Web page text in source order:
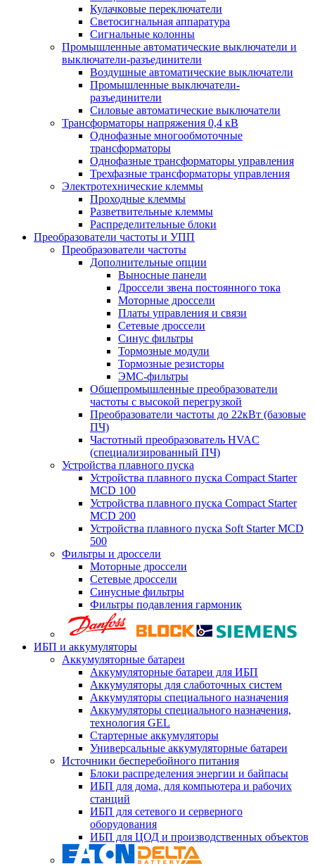
Кулачковые переключатели
Светосигнальная аппаратура
Сигнальные колонны
Промышленные автоматические выключатели и
выключатели-разъединители
Воздушные автоматические выключатели
Промышленные выключатели-
разъединители
Силовые автоматические выключатели
Трансформаторы напряжения 0,4 кВ
Однофазные многообмоточные
трансформаторы
Однофазные трансформаторы управления
Трехфазные трансформаторы управления
Электротехнические клеммы
Проходные клеммы
Разветвительные клеммы
Распределительные блоки
Преобразователи частоты и УПП
Преобразователи частоты
Дополнительные опции
Выносные панели
Дроссели звена постоянного тока
Моторные дроссели
Платы управления и связи
Сетевые дроссели
Синус фильтры
Тормозные модули
Тормозные резисторы
ЭМС-фильтры
Общепромышленные преобразователи
частоты с высокой перегрузкой
Преобразователи частоты до 22кВт (базовые
ПЧ)
Частотный преобразователь HVAC
(специализированный ПЧ)
Устройства плавного пуска
Устройства плавного пуска Compact Starter
MCD 100
Устройства плавного пуска Compact Starter
MCD 200
Устройства плавного пуска Soft Starter MCD
500
Фильтры и дроссели
Моторные дроссели
Сетевые дроссели
Синусные фильтры
Фильтры подавления гармоник
ИБП и аккумуляторы
Аккумуляторные батареи
Аккумуляторные батареи для ИБП
Аккумуляторы для слаботочных систем
Аккумуляторы специального назначения
Аккумуляторы специального назначения,
технология GEL
Стартерные аккумуляторы
Универсальные аккумуляторные батареи
Источники бесперебойного питания
Блоки распределения энергии и байпасы
ИБП для дома, для компьютера и рабочих
станций
ИБП для сетевого и серверного
оборудования
ИБП для ЦОД и производственных объектов